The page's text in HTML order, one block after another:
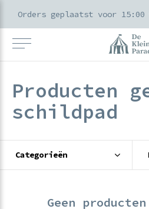
Producten
schildpad
Categorieën
Geen